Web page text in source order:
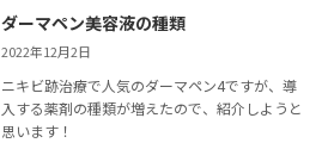
ダーマペン美容液の種類
2022年12月2日
ニキビ跡治療で人気のダーマペン4ですが、導
入する薬剤の種類が増えたので、紹介しようと
思います！